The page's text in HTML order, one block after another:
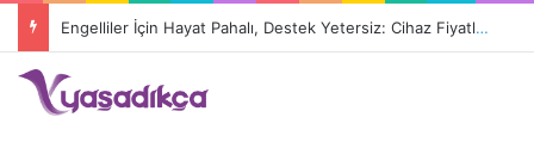
Engelliler İçin Hayat Pahalı, Destek Yetersiz: Cihaz Fiyatları 9 Kat Arttı, Devlet Katkısı Eriyor